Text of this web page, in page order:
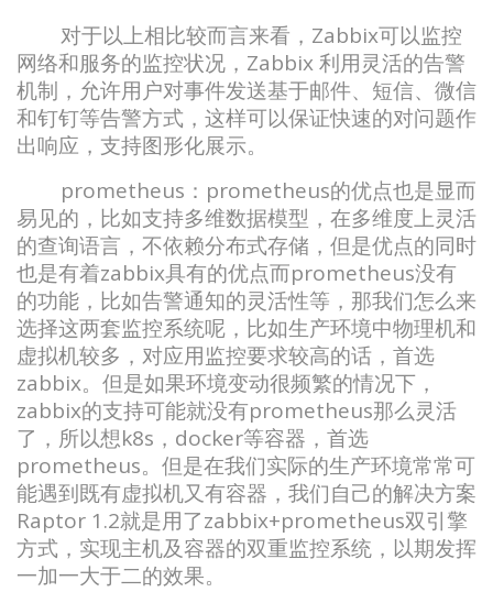
对于以上相比较而言来看，Zabbix可以监控
网络和服务的监控状况，Zabbix 利用灵活的告警
机制，允许用户对事件发送基于邮件、短信、微信
和钉钉等告警方式，这样可以保证快速的对问题作
出响应，支持图形化展示。
prometheus：prometheus的优点也是显而
易见的，比如支持多维数据模型，在多维度上灵活
的查询语言，不依赖分布式存储，但是优点的同时
也是有着zabbix具有的优点而prometheus没有
的功能，比如告警通知的灵活性等，那我们怎么来
选择这两套监控系统呢，比如生产环境中物理机和
虚拟机较多，对应用监控要求较高的话，首选
zabbix。但是如果环境变动很频繁的情况下，
zabbix的支持可能就没有prometheus那么灵活
了，所以想k8s，docker等容器，首选
prometheus。但是在我们实际的生产环境常常可
能遇到既有虚拟机又有容器，我们自己的解决方案
Raptor 1.2就是用了zabbix+prometheus双引擎
方式，实现主机及容器的双重监控系统，以期发挥
一加一大于二的效果。